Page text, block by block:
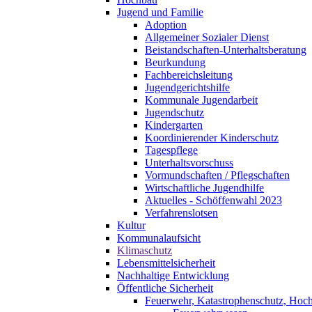
Jugend und Familie
Adoption
Allgemeiner Sozialer Dienst
Beistandschaften-Unterhaltsberatung
Beurkundung
Fachbereichsleitung
Jugendgerichtshilfe
Kommunale Jugendarbeit
Jugendschutz
Kindergarten
Koordinierender Kinderschutz
Tagespflege
Unterhaltsvorschuss
Vormundschaften / Pflegschaften
Wirtschaftliche Jugendhilfe
Aktuelles - Schöffenwahl 2023
Verfahrenslotsen
Kultur
Kommunalaufsicht
Klimaschutz
Lebensmittelsicherheit
Nachhaltige Entwicklung
Öffentliche Sicherheit
Feuerwehr, Katastrophenschutz,